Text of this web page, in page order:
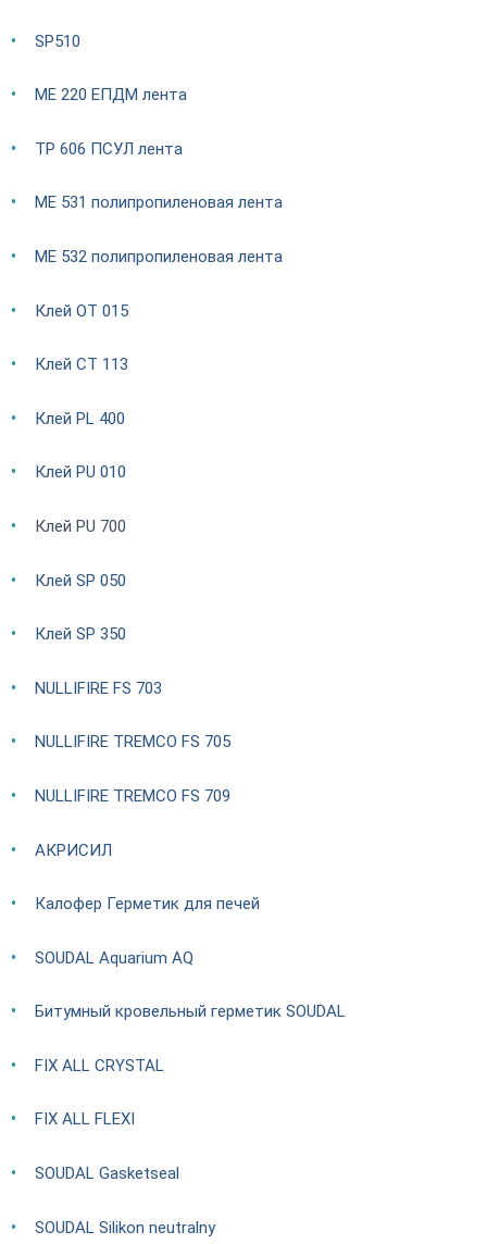
SP510
ME 220 ЕПДМ лента
TP 606 ПСУЛ лента
ME 531 полипропиленовая лента
ME 532 полипропиленовая лента
Клей OT 015
Клей CT 113
Клей PL 400
Клей PU 010
Клей PU 700
Клей SP 050
Клей SP 350
NULLIFIRE FS 703
NULLIFIRE TREMCO FS 705
NULLIFIRE TREMCO FS 709
АКРИСИЛ
Калофер Герметик для печей
SOUDAL Aquarium AQ
Битумный кровельный герметик SOUDAL
FIX ALL CRYSTAL
FIX ALL FLEXI
SOUDAL Gasketseal
SOUDAL Silikon neutralny